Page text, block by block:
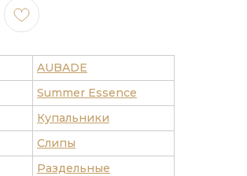
AUBADE
Summer Essence
Купальники
Слипы
Раздельные